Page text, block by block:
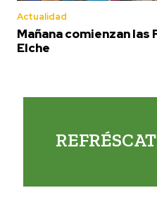
Actualidad
Mañana comienzan las
Elche